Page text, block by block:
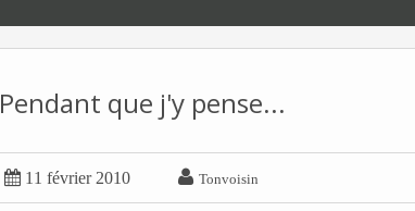
Pendant que j'y pense...
 11 février 2010  Tonvoisin